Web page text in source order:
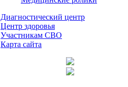
Диагностический центр
Центр здоровья
Участникам СВО
Карта сайта